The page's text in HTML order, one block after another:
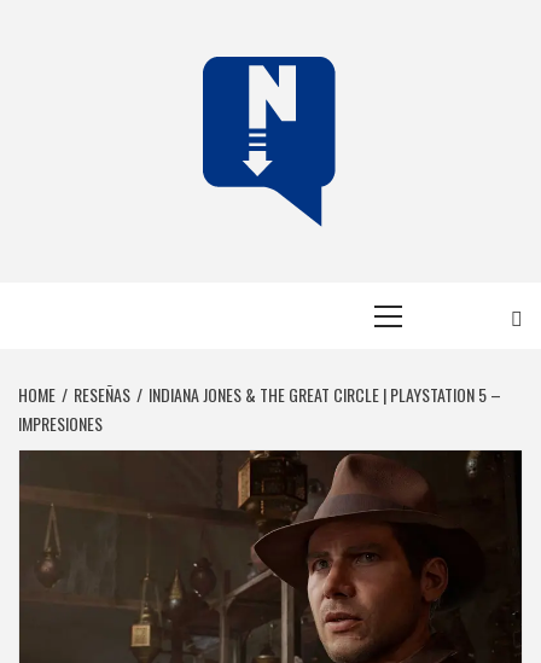
HOME RESEÑAS
INDIANA JONES & THE GREAT CIRCLE | PLAYSTATION 5 –
IMPRESIONES